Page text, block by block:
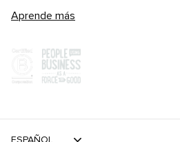
Aprende más
ESPAÑOL